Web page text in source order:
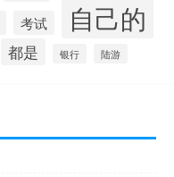
考试 自己的
都是 银行 陆游